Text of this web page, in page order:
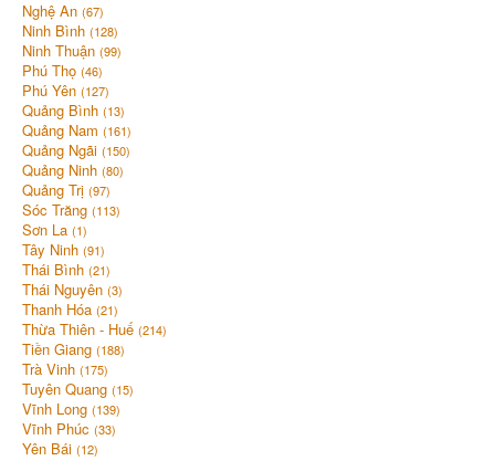
Nghệ An (67)
Ninh Bình (128)
Ninh Thuận (99)
Phú Thọ (46)
Phú Yên (127)
Quảng Bình (13)
Quảng Nam (161)
Quảng Ngãi (150)
Quảng Ninh (80)
Quảng Trị (97)
Sóc Trăng (113)
Sơn La (1)
Tây Ninh (91)
Thái Bình (21)
Thái Nguyên (3)
Thanh Hóa (21)
Thừa Thiên - Huế (214)
Tiền Giang (188)
Trà Vinh (175)
Tuyên Quang (15)
Vĩnh Long (139)
Vĩnh Phúc (33)
Yên Bái (12)